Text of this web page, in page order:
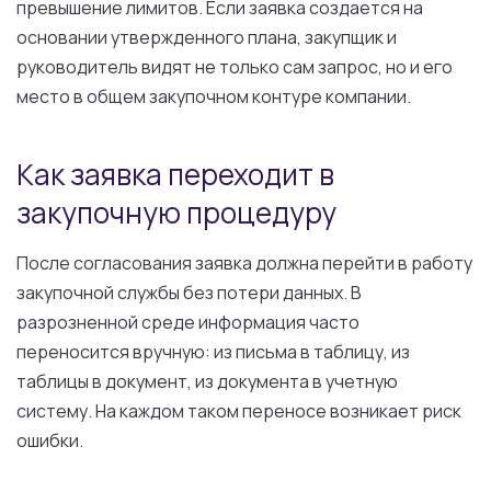
превышение лимитов. Если заявка создается на
основании утвержденного плана, закупщик и
руководитель видят не только сам запрос, но и его
место в общем закупочном контуре компании.
Как заявка переходит в
закупочную процедуру
После согласования заявка должна перейти в работу
закупочной службы без потери данных. В
разрозненной среде информация часто
переносится вручную: из письма в таблицу, из
таблицы в документ, из документа в учетную
систему. На каждом таком переносе возникает риск
ошибки.